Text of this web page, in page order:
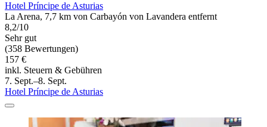
Hotel Príncipe de Asturias
La Arena, 7,7 km von Carbayón von Lavandera entfernt
8,2/10
Sehr gut
(358 Bewertungen)
157 €
inkl. Steuern & Gebühren
7. Sept.–8. Sept.
Hotel Príncipe de Asturias